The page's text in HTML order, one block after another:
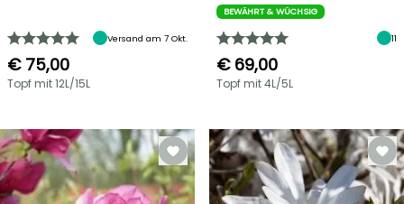
Versand am 7 Okt.
€ 75,00
Topf mit 12L/15L
BEWÄHRT & WÜCHSIG
11
€ 69,00
Topf mit 4L/5L